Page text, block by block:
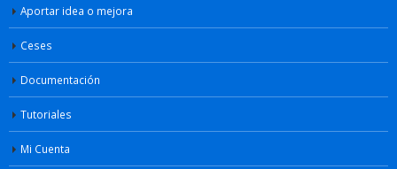
Aportar idea o mejora
Ceses
Documentación
Tutoriales
Mi Cuenta